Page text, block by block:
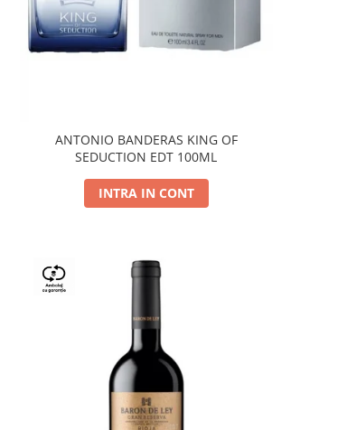
ANTONIO BANDERAS KING OF
SEDUCTION EDT 100ML
INTRA IN CONT